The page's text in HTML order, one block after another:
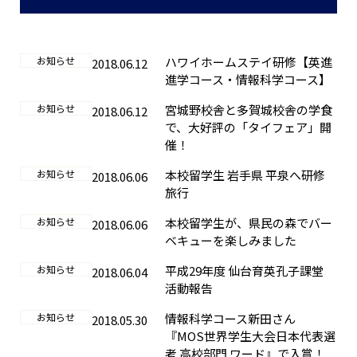
お知らせ 2018.06.12
ハワイホームステイ研修【英進
進学コース・情報科学コース】
お知らせ 2018.06.12
宮城野校舎と多賀城校舎の学食
で、大好評の「タイフェア」開
催！
お知らせ 2018.06.06
本校留学生 岩手県 平泉へ研修
旅行
お知らせ 2018.06.06
本校留学生が、県民の森でバー
ベキューを楽しみました
お知らせ 2018.06.04
平成29年度 仙台育英孔子課堂
活動報告
お知らせ 2018.05.30
情報科学コース新田さん
『MOS世界学生大会日本代表選
考 高校部門 ワード』で入賞！